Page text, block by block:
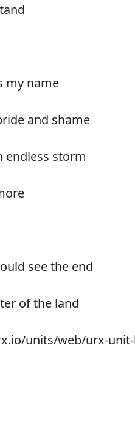
my name
and shame
endless storm
see the end
of the land
units/web/urx-